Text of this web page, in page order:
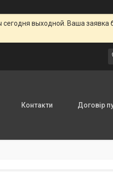
выходной. Ваша
Контакти Договір